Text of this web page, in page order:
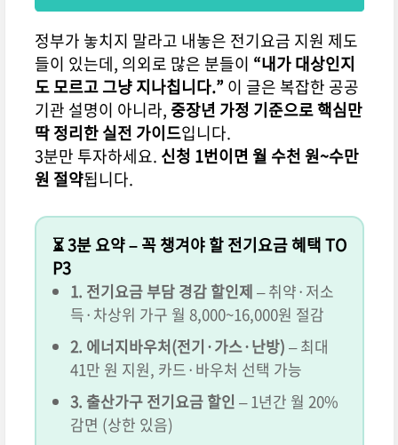
정부가 놓치지 말라고 내놓은 전기요금 지원 제도
들이 있는데, 의외로 많은 분들이 “내가 대상인지
도 모르고 그냥 지나칩니다.” 이 글은 복잡한 공공
기관 설명이 아니라, 중장년 가정 기준으로 핵심만
딱 정리한 실전 가이드입니다.
3분만 투자하세요. 신청 1번이면 월 수천 원~수만
원 절약됩니다.
⏳ 3분 요약 – 꼭 챙겨야 할 전기요금 혜택 TO
P3
1. 전기요금 부담 경감 할인제 – 취약·저소
득·차상위 가구 월 8,000~16,000원 절감
2. 에너지바우처(전기·가스·난방) – 최대
41만 원 지원, 카드·바우처 선택 가능
3. 출산가구 전기요금 할인 – 1년간 월 20%
감면 (상한 있음)